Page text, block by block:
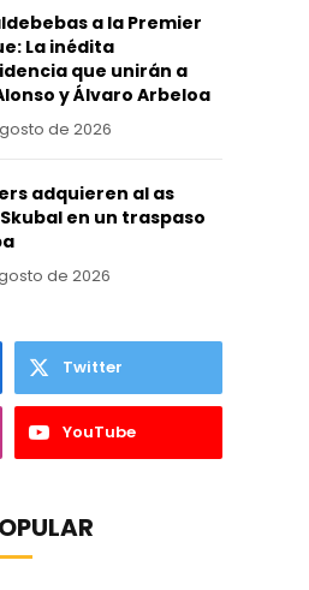
a la Premier
La inédita
que unirán a
y Álvaro Arbeloa
de 2026
adquieren al as
en un traspaso
de 2026
Twitter
YouTube